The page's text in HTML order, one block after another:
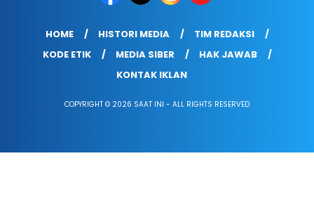
HOME HISTORI MEDIA
TIM REDAKSI
KODE ETIK
MEDIA SIBER
HAK JAWAB
KONTAK IKLAN
COPYRIGHT © 2026 SAAT INI - ALL RIGHTS RESERVED